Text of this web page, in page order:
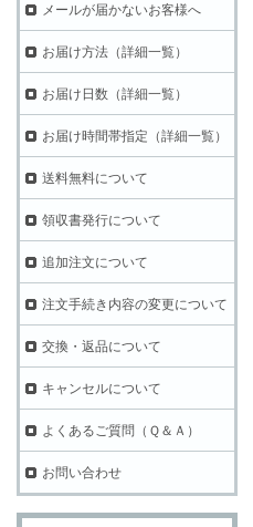
メールが届かないお客様へ
お届け方法（詳細一覧）
お届け日数（詳細一覧）
お届け時間帯指定（詳細一覧）
送料無料について
領収書発行について
追加注文について
注文手続き内容の変更について
交換・返品について
キャンセルについて
よくあるご質問（Ｑ＆Ａ）
お問い合わせ